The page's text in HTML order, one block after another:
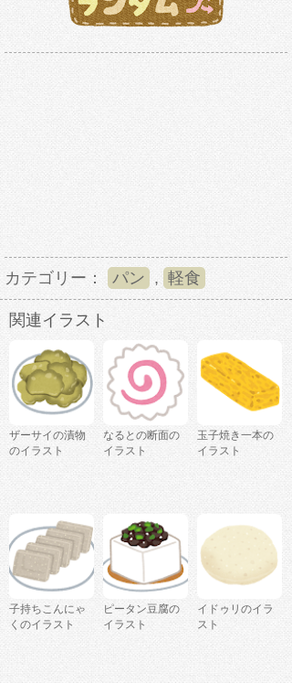
カテゴリー： パン , 軽食
関連イラスト
ザーサイの漬物
のイラスト
なるとの断面の
イラスト
玉子焼き一本の
イラスト
子持ちこんにゃ
くのイラスト
ピータン豆腐の
イラスト
イドゥリのイラ
スト